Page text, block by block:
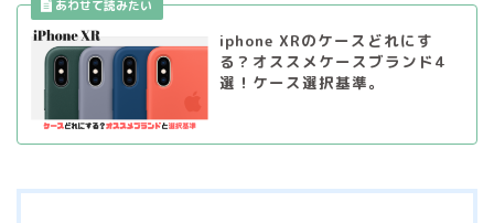
iphone XRのケースどれにす
る？オススメケースブランド4
選！ケース選択基準。